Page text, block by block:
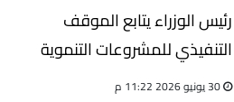
رئيس الوزراء يتابع الموقف
التنفيذي للمشروعات التنموية
والخدمية في المنوفية
30 يونيو 2026 11:22 م